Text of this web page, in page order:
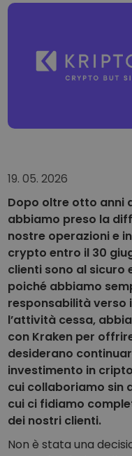
...oggi il valore
Wallet Kriptomat
Un wallet di
Salvadanaio
Acquisto ricorrente
Investimenti
Avvisi di prezzo
Aggiornamenti dei
Scopri asset
Scopri opportunità di
Analisi dei dati del
Informazioni utili per
19. 05. 2026
Dopo oltre otto anni
abbiamo preso la
nostre operazioni e
crypto entro il 30
clienti sono al sicuro
poiché abbiamo
responsabilità verso
l’attività cessa,
con Kraken per
desiderano
investimento in
cui collaboriamo sin
cui ci fidiamo
dei nostri clienti.
Non è stata una